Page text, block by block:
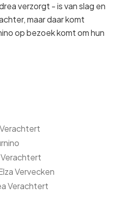
verzorgt - is van slag en
maar daar komt
op bezoek komt om hun
Verachtert
Vervecken
Verachtert